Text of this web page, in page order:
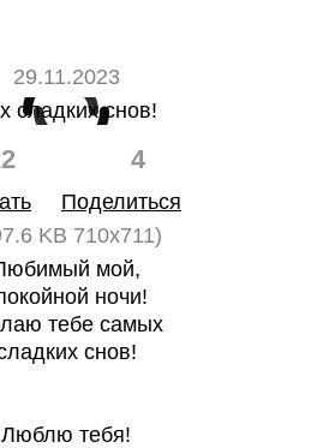
29.11.2023
4
Поделиться
KB 710x711)
мой,
ночи!
тебе самых
снов!
Люблю тебя!